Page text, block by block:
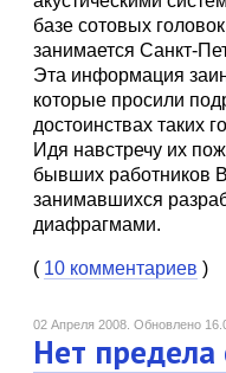
базе сотовых
занимается Санкт-
Эта информация
которые просили
достоинствах таких
Идя навстречу их
бывших
занимавшихся
диафрагмами.
( 10 комментариев )
02 Апреля 2008. Обновлено
Нет предела